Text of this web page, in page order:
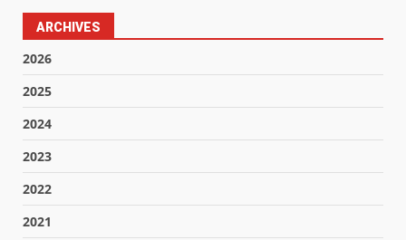
ARCHIVES
2026
2025
2024
2023
2022
2021